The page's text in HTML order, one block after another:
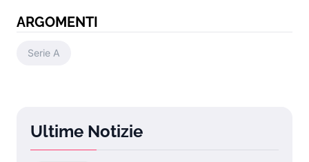
ARGOMENTI
Serie A
Ultime Notizie